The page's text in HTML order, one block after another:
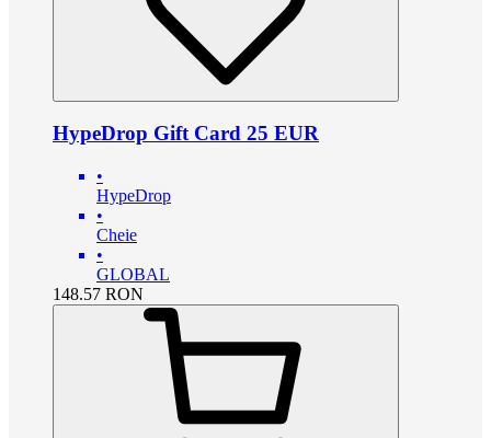
HypeDrop Gift Card 25 EUR
•
HypeDrop
•
Cheie
•
GLOBAL
148.57 RON